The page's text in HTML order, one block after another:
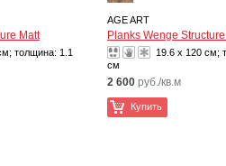
Matt
толщина: 1.1
AGE ART
Planks Wenge
19.6 x 120 см;
см
2 600 руб./кв.м
Купить